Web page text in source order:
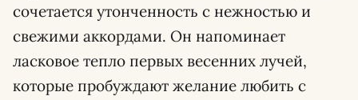
сочетается утонченность с нежностью и
свежими аккордами. Он напоминает
ласковое тепло первых весенних лучей,
которые пробуждают желание любить с